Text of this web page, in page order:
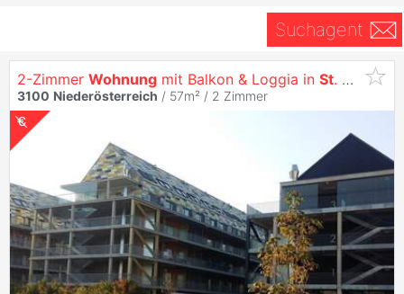
Suchagent
2-Zimmer Wohnung mit Balkon & Loggia in St. Pölten
3100 Niederösterreich / 57m² / 2 Zimmer